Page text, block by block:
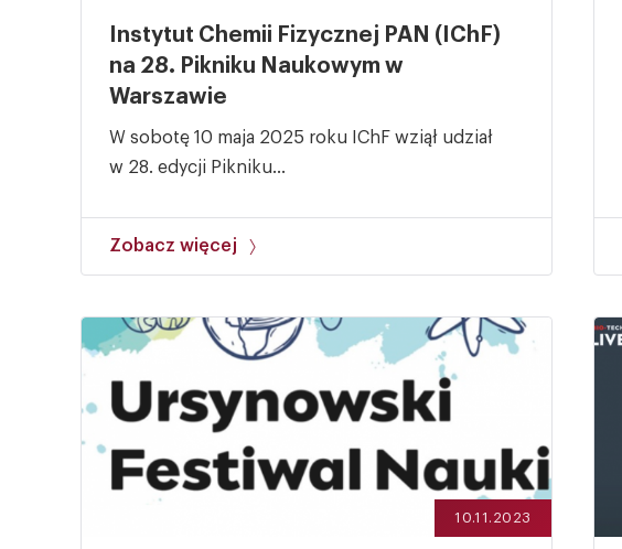
Instytut Chemii Fizycznej PAN (IChF)
na 28. Pikniku Naukowym w
Warszawie
W sobotę 10 maja 2025 roku IChF wziął udział
w 28. edycji Pikniku...
Zobacz więcej
10.11.2023